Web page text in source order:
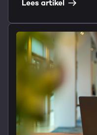
Lees artikel